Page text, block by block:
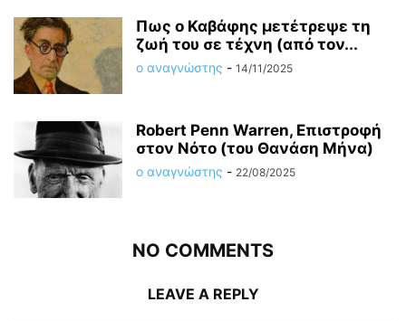
Πως ο Καβάφης μετέτρεψε τη
ζωή του σε τέχνη (από τον...
ο αναγνώστης - 14/11/2025
Robert Penn Warren, Επιστροφή
στον Νότο (του Θανάση Μήνα)
ο αναγνώστης - 22/08/2025
NO COMMENTS
LEAVE A REPLY